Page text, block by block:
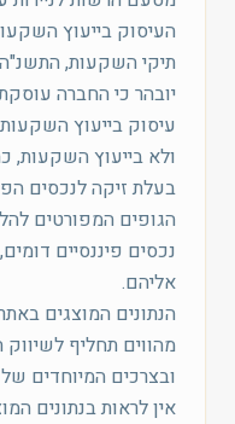
העיסוק בייעוץ
תיקי השקעות, התשנ"ה-
יובהר כי החברה
עיסוק בייעוץ
ולא בייעוץ השקעות,
בעלת זיקה לנכסים
הגופים המפורטים
נכסים פיננסיים
אליהם.
הנתונים המוצגים
מהווים תחליף
ובצרכים המיוחדים
אין לראות בנתונים